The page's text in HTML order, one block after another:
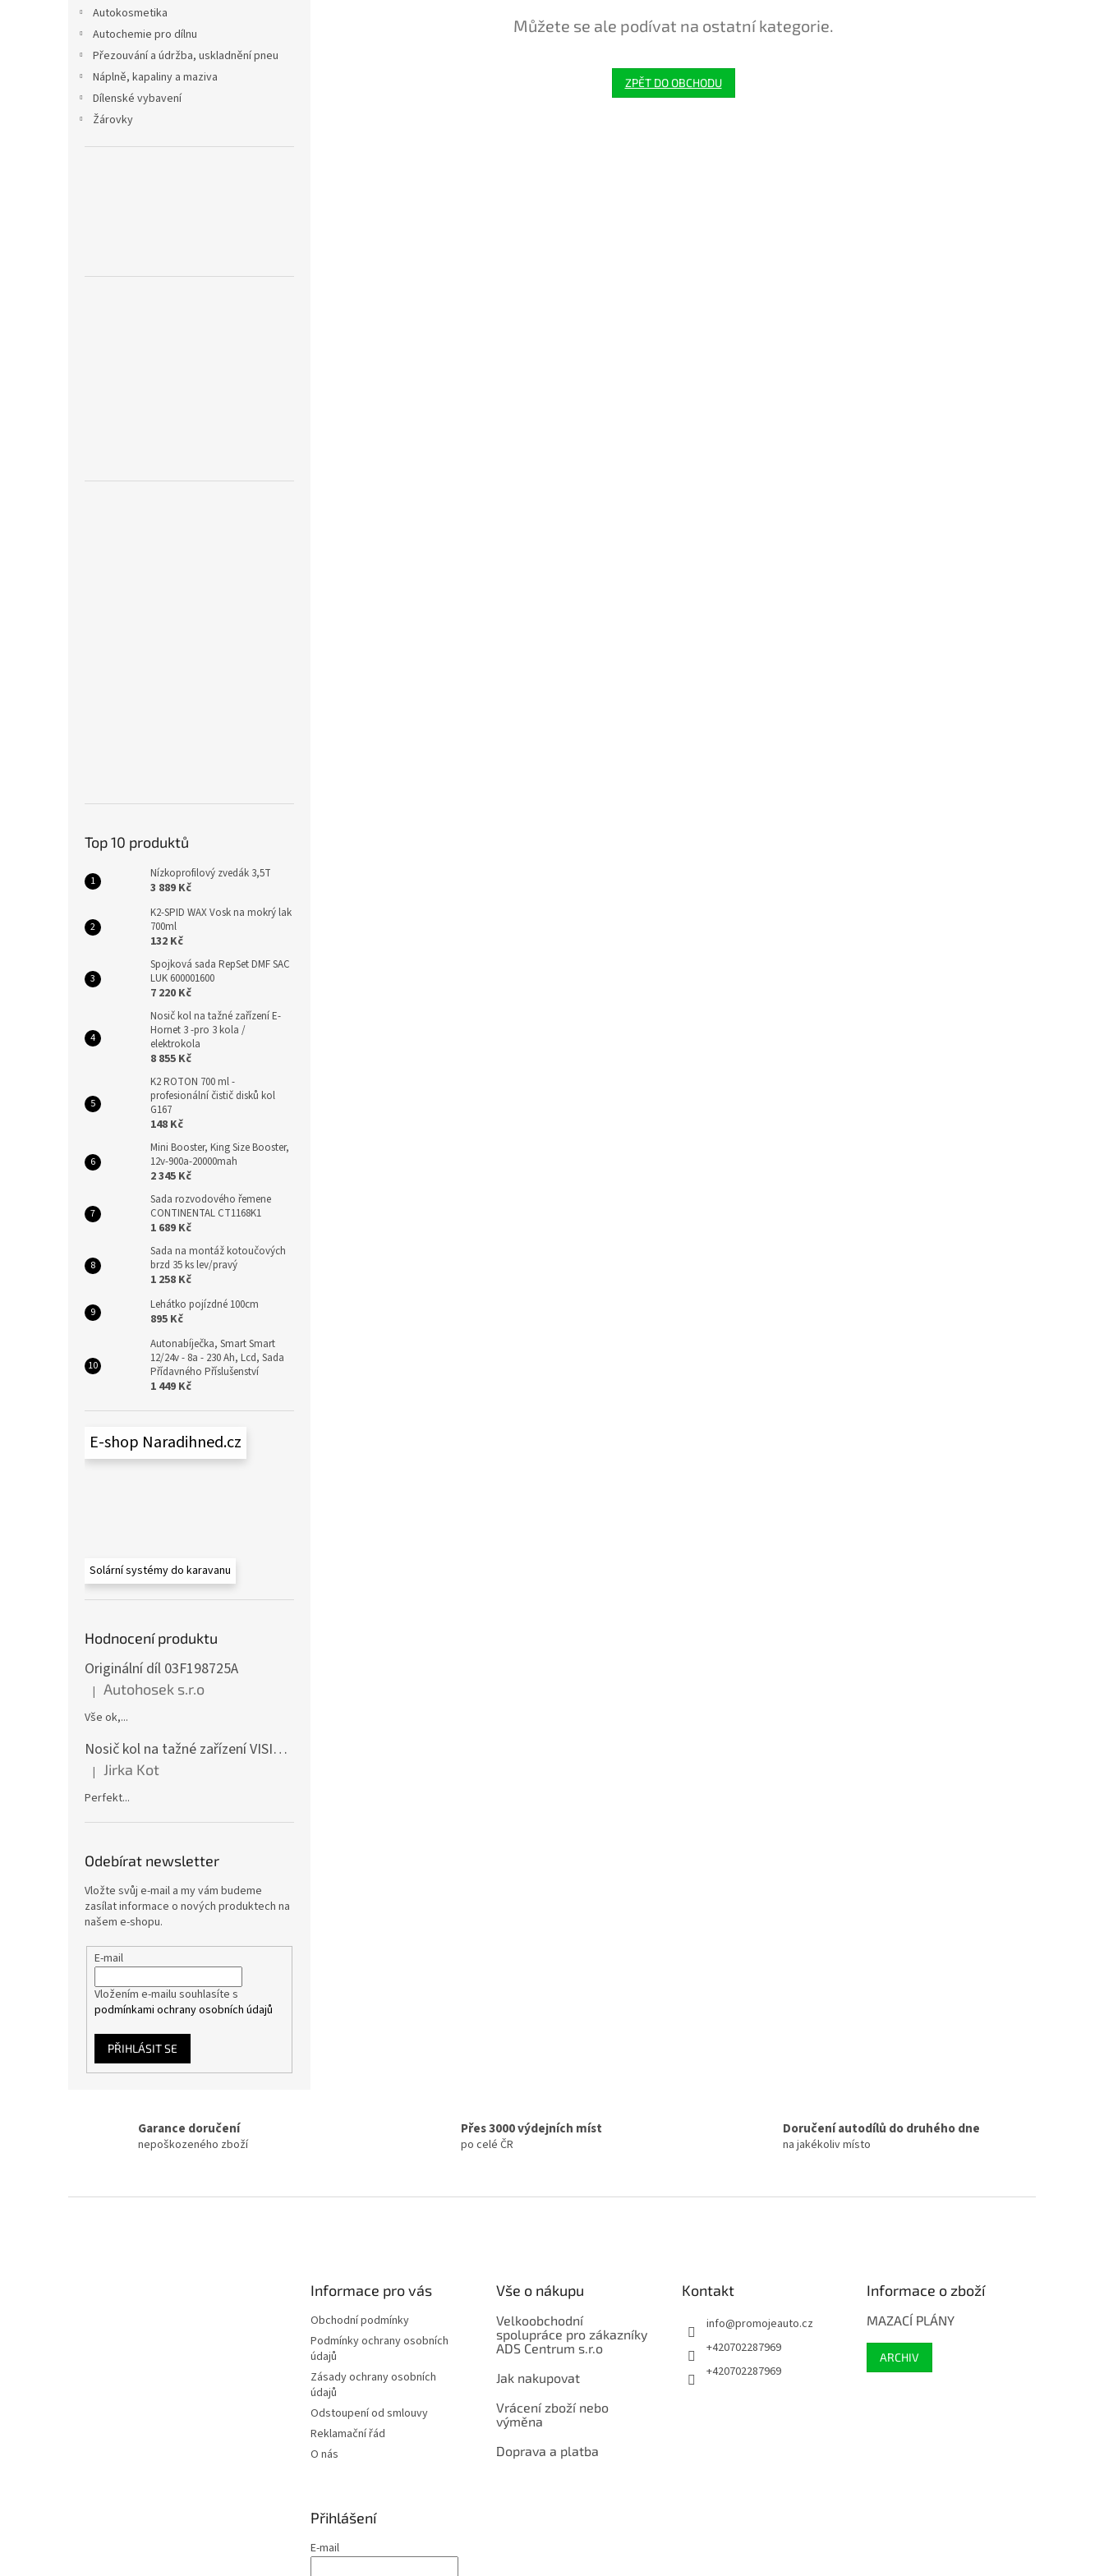
Autokosmetika
Autochemie pro dílnu
Přezouvání a údržba, uskladnění pneu
Náplně, kapaliny a maziva
Dílenské vybavení
Žárovky
Top 10 produktů
Nízkoprofilový zvedák 3,5T
3 889 Kč
K2-SPID WAX Vosk na mokrý lak
700ml
132 Kč
Spojková sada RepSet DMF SAC
LUK 600001600
7 220 Kč
Nosič kol na tažné zařízení E-
Hornet 3 -pro 3 kola /
elektrokola
8 855 Kč
K2 ROTON 700 ml -
profesionální čistič disků kol
G167
148 Kč
Mini Booster, King Size Booster,
12v-900a-20000mah
2 345 Kč
Sada rozvodového řemene
CONTINENTAL CT1168K1
1 689 Kč
Sada na montáž kotoučových
brzd 35 ks lev/pravý
1 258 Kč
Lehátko pojízdné 100cm
895 Kč
Autonabíječka, Smart Smart
12/24v - 8a - 230 Ah, Lcd, Sada
Přídavného Příslušenství
1 449 Kč
E-shop Naradihned.cz
Solární systémy do karavanu
Hodnocení produktu
Originální díl 03F198725A
Hodnocení produktu je 5 z 5 hvězdiček.
| Autohosek s.r.o
Vše ok,...
Nosič kol na tažné zařízení VISION 4 - pro 4 kola CF19591-4EFA
Hodnocení produktu je 5 z 5 hvězdiček.
| Jirka Kot
Perfekt...
Odebírat newsletter
Vložte svůj e-mail a my vám budeme
zasílat informace o nových produktech na
našem e-shopu.
E-mail
Vložením e-mailu souhlasíte s
podmínkami ochrany osobních údajů
PŘIHLÁSIT SE
Můžete se ale podívat na ostatní kategorie.
ZPĚT DO OBCHODU
Garance doručení
nepoškozeného zboží
Přes 3000 výdejních míst
po celé ČR
Doručení autodílů do druhého dne
na jakékoliv místo
Informace pro vás
Obchodní podmínky
Podmínky ochrany osobních
údajů
Zásady ochrany osobních
údajů
Odstoupení od smlouvy
Reklamační řád
O nás
Vše o nákupu
Velkoobchodní
spolupráce pro zákazníky
ADS Centrum s.r.o
Jak nakupovat
Vrácení zboží nebo
výměna
Doprava a platba
Kontakt
info@promojeauto.cz
+420702287969
+420702287969
Informace o zboží
MAZACÍ PLÁNY
ARCHIV
Přihlášení
E-mail